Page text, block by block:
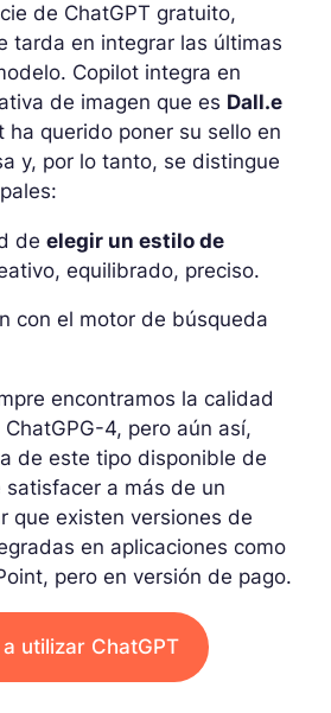
de ChatGPT gratuito,
tarda en integrar las últimas
Copilot integra en
de imagen que es Dall.e
ha querido poner su sello en
y, por lo tanto, se distingue
de elegir un estilo de
equilibrado, preciso.
con el motor de búsqueda
encontramos la calidad
4, pero aún así,
de este tipo disponible de
a más de un
que existen versiones de
en aplicaciones como
pero en versión de pago.
utilizar ChatGPT